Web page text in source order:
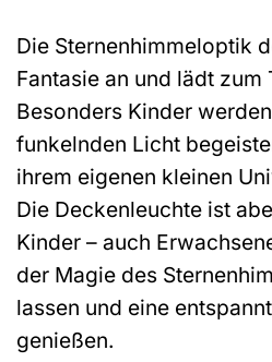
Die Sternenhimmeloptik
Fantasie an und lädt zum
Besonders Kinder
funkelnden Licht
ihrem eigenen kleinen
Die Deckenleuchte ist
Kinder – auch
der Magie des
lassen und eine
genießen.